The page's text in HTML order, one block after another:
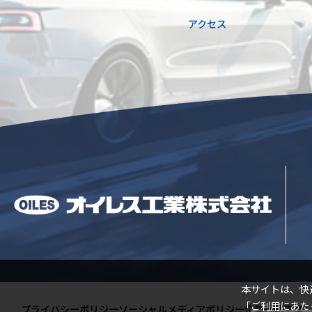
本サイトは、
「ご利用にあた
アクセス
プライバシーポリシーソーシャルメディアポリシー企業行動憲章